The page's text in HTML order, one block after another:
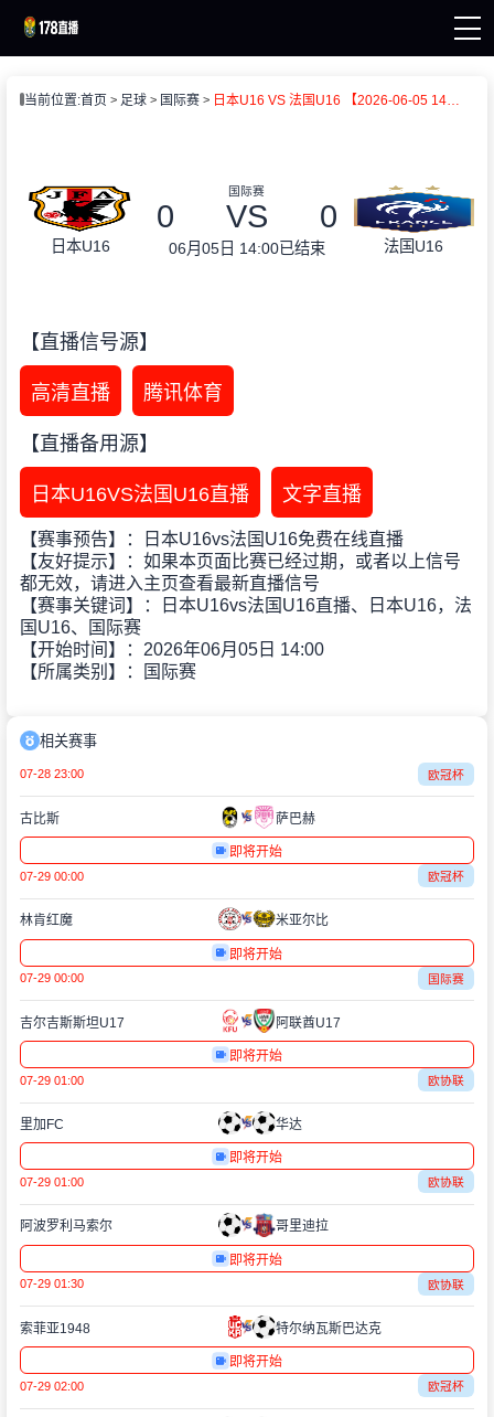
当前位置:首页 足球 国际赛 日本U16 VS 法国U16 【2026-06-05 14:00:00】
日本U16
国际赛
0 VS 0
06月05日 14:00已结束 法国U16
【直播信号源】
高清直播 腾讯体育
【直播备用源】
日本U16VS法国U16直播 文字直播
【赛事预告】：日本U16vs法国U16免费在线直播
【友好提示】：如果本页面比赛已经过期，或者以上信号
都无效，请进入主页查看最新直播信号
【赛事关键词】：日本U16vs法国U16直播、日本U16，法
国U16、国际赛
【开始时间】：2026年06月05日 14:00
【所属类别】：国际赛
相关赛事
07-28 23:00 欧冠杯
古比斯 萨巴赫
即将开始
07-29 00:00 欧冠杯
林肯红魔 米亚尔比
即将开始
07-29 00:00 国际赛
吉尔吉斯斯坦U17 阿联酋U17
即将开始
07-29 01:00 欧协联
里加FC 华达
即将开始
07-29 01:00 欧协联
阿波罗利马索尔 哥里迪拉
即将开始
07-29 01:30 欧协联
索菲亚1948 特尔纳瓦斯巴达克
即将开始
07-29 02:00 欧冠杯